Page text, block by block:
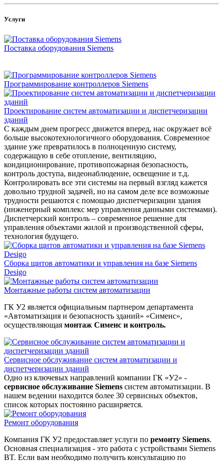
Услуги
Поставка оборудования Siemens
Программирование контроллеров Siemens
Проектирование систем автоматизации и диспетчеризации
зданий
С каждым днем прогресс движется вперед, нас окружает всё
больше высокотехнологичного оборудования. Современное
здание уже превратилось в полноценную систему,
содержащую в себе отопление, вентиляцию,
кондиционирование, противопожарная безопасность,
контроль доступа, видеонаблюдение, освещение и т.д.
Контролировать все эти системы на первый взгляд кажется
довольно трудной задачей, но на самом деле все возможные
трудности решаются с помощью диспетчеризации здания
(инженерный комплекс мер управления данными системами).
Диспетчерский контроль – современное решение для
управления объектами жилой и производственной сферы,
технология будущего.
Сборка щитов автоматики и управления на базе Siemens
Desigo
Монтажные работы систем автоматизации
ГК У2 является официальным партнером департамента
«Автоматизация и безопасность зданий» «Сименс»,
осуществляющая монтаж Сименс и контроль.
Сервисное обслуживание систем автоматизации и
диспетчеризации зданий
Одно из ключевых направлений компании ГК «У2» -
сервисное обслуживание Siemens систем автоматизации. В
нашем ведении находится более 30 сервисных объектов,
список которых постоянно расширяется.
Ремонт оборудования
Компания ГК У2 предоставляет услуги по ремонту Siemens.
Основная специализация - это работа с устройствами Siemens
BT. Если вам необходимо получить консультацию по